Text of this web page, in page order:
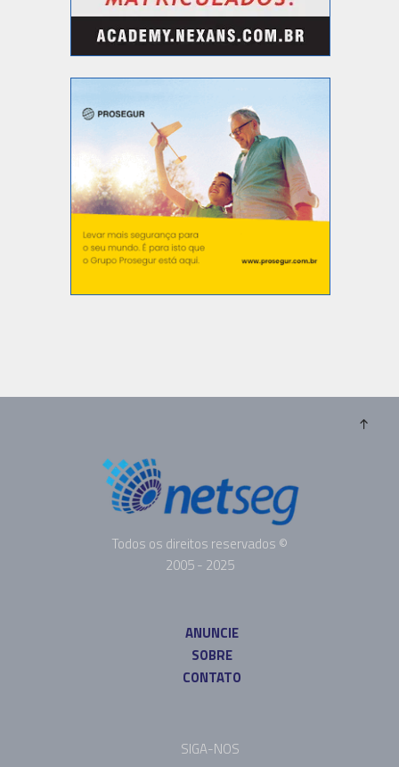
Todos os direitos reservados ©
2005 - 2025
ANUNCIE
SOBRE
CONTATO
SIGA-NOS